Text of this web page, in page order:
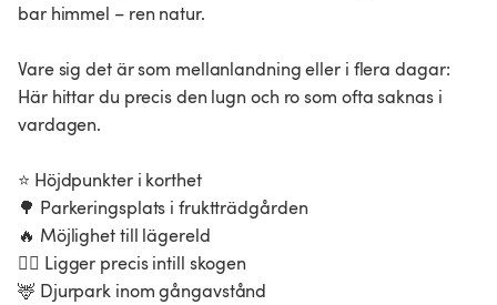
bar himmel – ren natur.
Vare sig det är som mellanlandning eller i flera dagar:
Här hittar du precis den lugn och ro som ofta saknas i
vardagen.
⭐ Höjdpunkter i korthet
🌳 Parkeringsplats i fruktträdgården
🔥 Möjlighet till lägereld
🚶‍♂️ Ligger precis intill skogen
🦌 Djurpark inom gångavstånd